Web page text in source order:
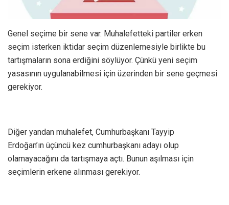
Genel seçime bir sene var. Muhalefetteki partiler erken
seçim isterken iktidar seçim düzenlemesiyle birlikte bu
tartışmaların sona erdiğini söylüyor. Çünkü yeni seçim
yasasının uygulanabilmesi için üzerinden bir sene geçmesi
gerekiyor.
Diğer yandan muhalefet, Cumhurbaşkanı Tayyip
Erdoğan’ın üçüncü kez cumhurbaşkanı adayı olup
olamayacağını da tartışmaya açtı. Bunun aşılması için
seçimlerin erkene alınması gerekiyor.